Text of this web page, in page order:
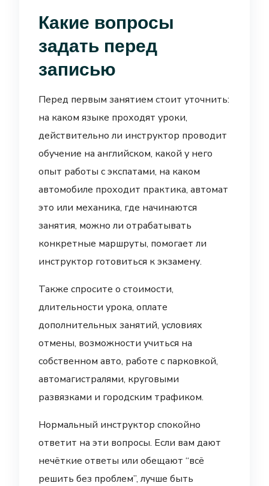
Какие вопросы
задать перед
записью
Перед первым занятием стоит уточнить:
на каком языке проходят уроки,
действительно ли инструктор проводит
обучение на английском, какой у него
опыт работы с экспатами, на каком
автомобиле проходит практика, автомат
это или механика, где начинаются
занятия, можно ли отрабатывать
конкретные маршруты, помогает ли
инструктор готовиться к экзамену.
Также спросите о стоимости,
длительности урока, оплате
дополнительных занятий, условиях
отмены, возможности учиться на
собственном авто, работе с парковкой,
автомагистралями, круговыми
развязками и городским трафиком.
Нормальный инструктор спокойно
ответит на эти вопросы. Если вам дают
нечёткие ответы или обещают “всё
решить без проблем”, лучше быть